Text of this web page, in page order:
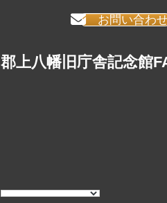
お問い合わ
郡上八幡旧庁舎記念館